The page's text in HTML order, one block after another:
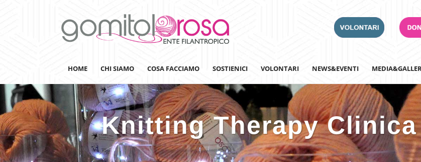
HOME CHI SIAMO COSA FACCIAMO
Lanaterapia
Ricerca
Sensibilizzazione
SOSTIENICI
Adotta un Ospedale
Team Building
VOLONTARI NEWS&EVENTI
Knitting Therapy